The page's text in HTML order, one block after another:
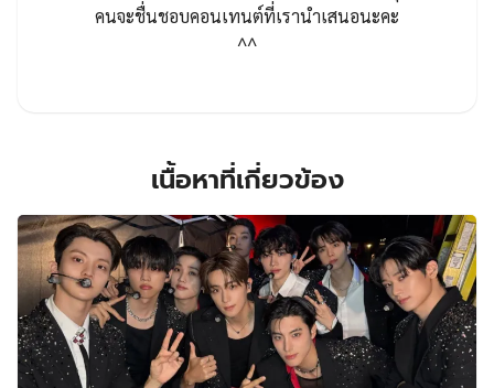
คนจะชื่นชอบคอนเทนต์ที่เรานำเสนอนะคะ
^^
เนื้อหาที่เกี่ยวข้อง